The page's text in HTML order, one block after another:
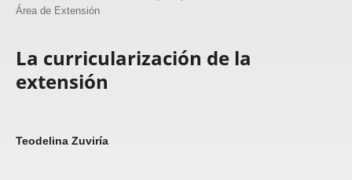
Área de Extensión
La curricularización de la
extensión
Teodelina Zuviría